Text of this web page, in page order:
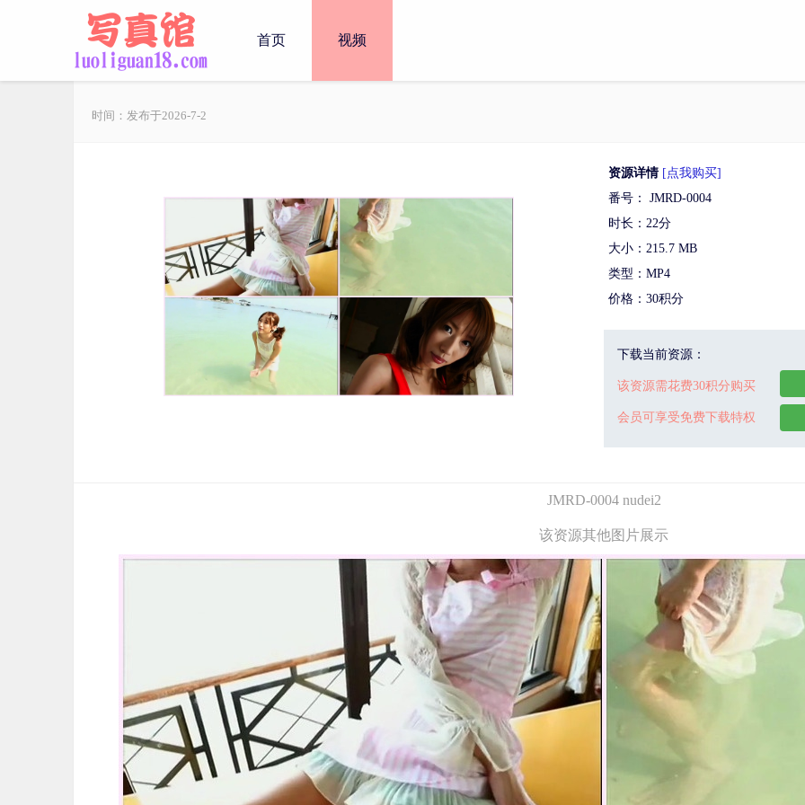
首页 视频
时间：发布于2026-7-2
资源详情 [点我购买]
番号： JMRD-0004
时长：22分
大小：215.7 MB
类型：MP4
价格：30积分
下载当前资源：
该资源需花费30积分购买
会员可享受免费下载特权
JMRD-0004 nudei2
该资源其他图片展示